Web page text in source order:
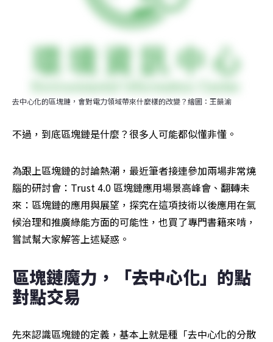
去中心化的區塊鏈，會對電力領域帶來什麼樣的改變？繪圖：王韻渝
不過，到底區塊鏈是什麼？很多人可能都似懂非懂。
為跟上區塊鏈的討論熱潮，最近筆者接連參加兩場非常燒
腦的研討會：Trust 4.0­ 區塊鏈應用場景高峰會、翻轉未
來：區塊鏈的應用與展望，探究在這項技術以後應用在氣
候治理和推廣綠能方面的可能性，也買了專門書籍來啃，
嘗試幫大家解答上述疑惑。
區塊鏈魔力，「去中心化」的點
對點交易
先來認識區塊鏈的定義，基本上就是種「去中心化的分散